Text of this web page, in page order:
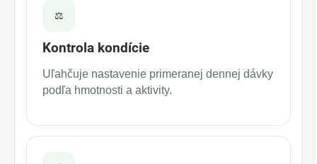
⚖️
Kontrola kondície
Uľahčuje nastavenie primeranej dennej dávky
podľa hmotnosti a aktivity.